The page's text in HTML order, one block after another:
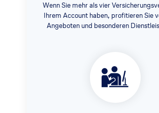
Wenn Sie mehr als vier
Ihrem Account haben, profitieren Sie
Angeboten und besonderen